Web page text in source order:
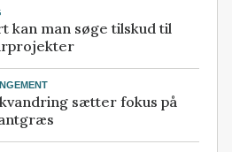
kan man søge tilskud til
sætter fokus på